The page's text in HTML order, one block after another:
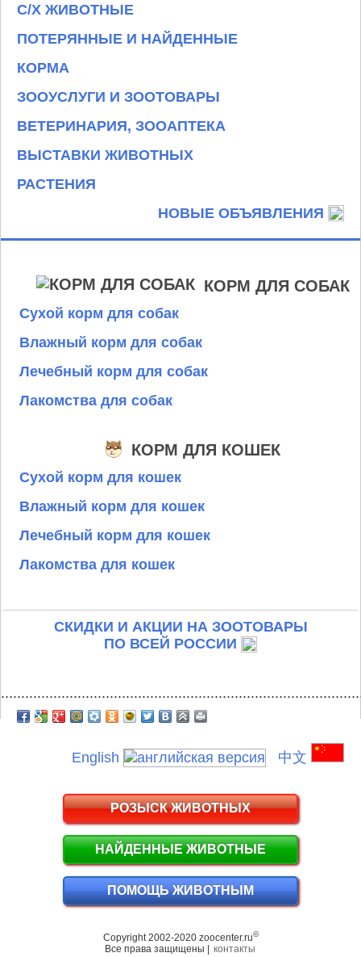
С/Х ЖИВОТНЫЕ
ПОТЕРЯННЫЕ И НАЙДЕННЫЕ
КОРМА
ЗООУСЛУГИ И ЗООТОВАРЫ
ВЕТЕРИНАРИЯ, ЗООАПТЕКА
ВЫСТАВКИ ЖИВОТНЫХ
РАСТЕНИЯ
НОВЫЕ ОБЪЯВЛЕНИЯ
КОРМ ДЛЯ СОБАК
Сухой корм для собак
Влажный корм для собак
Лечебный корм для собак
Лакомства для собак
КОРМ ДЛЯ КОШЕК
Сухой корм для кошек
Влажный корм для кошек
Лечебный корм для кошек
Лакомства для кошек
СКИДКИ И АКЦИИ НА ЗООТОВАРЫ
ПО ВСЕЙ РОССИИ
English 中文
РОЗЫСК ЖИВОТНЫХ
НАЙДЕННЫЕ ЖИВОТНЫЕ
ПОМОЩЬ ЖИВОТНЫМ
Copyright 2002-2020 zoocenter.ru©
Все права защищены | контакты